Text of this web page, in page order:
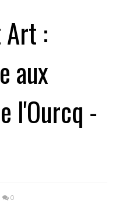
Art :
aux
l'Ourcq -
0